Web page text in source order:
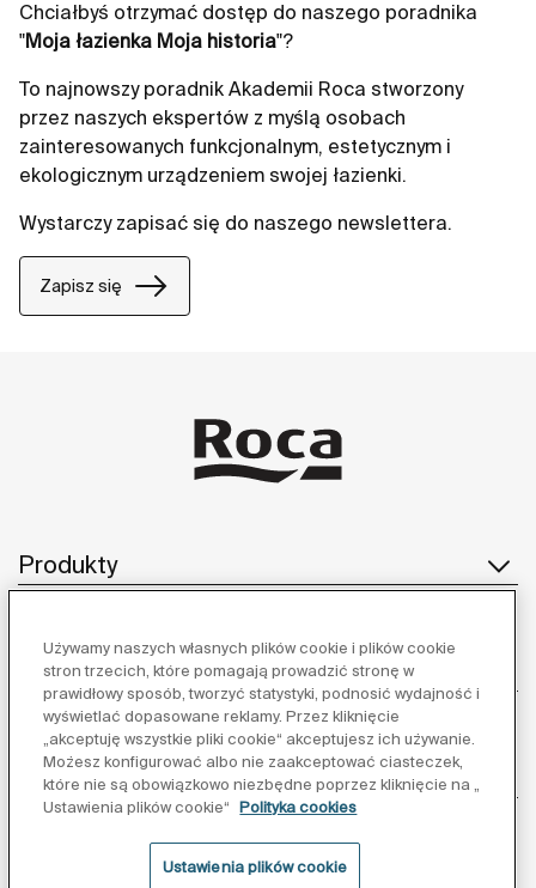
Chciałbyś otrzymać dostęp do naszego poradnika
"Moja łazienka Moja historia"?
To najnowszy poradnik Akademii Roca stworzony
przez naszych ekspertów z myślą osobach
zainteresowanych funkcjonalnym, estetycznym i
ekologicznym urządzeniem swojej łazienki.
Wystarczy zapisać się do naszego newslettera.
Zapisz się
Produkty
Obsługa klienta
O nas
Używamy naszych własnych plików cookie i plików cookie
stron trzecich, które pomagają prowadzić stronę w
prawidłowy sposób, tworzyć statystyki, podnosić wydajność i
wyświetlać dopasowane reklamy. Przez kliknięcie
„akceptuję wszystkie pliki cookie“ akceptujesz ich używanie.
Możesz konfigurować albo nie zaakceptować ciasteczek,
które nie są obowiązkowo niezbędne poprzez kliknięcie na „
Ustawienia plików cookie“
Polityka cookies
Ustawienia plików cookie